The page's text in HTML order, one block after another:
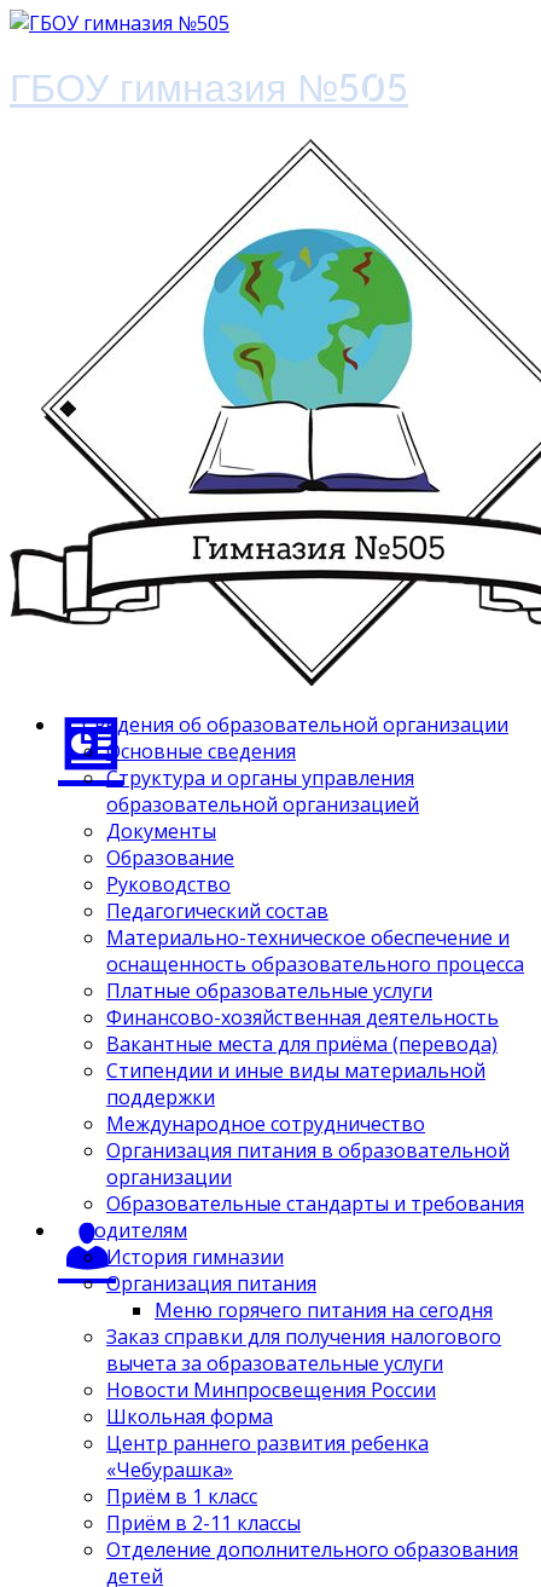
ГБОУ гимназия №505
Сведения об образовательной организации
Основные сведения
Структура и органы управления
образовательной организацией
Документы
Образование
Руководство
Педагогический состав
Материально-техническое обеспечение и
оснащенность образовательного процесса
Платные образовательные услуги
Финансово-хозяйственная деятельность
Вакантные места для приёма (перевода)
Стипендии и иные виды материальной
поддержки
Международное сотрудничество
Организация питания в образовательной
организации
Образовательные стандарты и требования
Родителям
История гимназии
Организация питания
Меню горячего питания на сегодня
Заказ справки для получения налогового
вычета за образовательные услуги
Новости Минпросвещения России
Школьная форма
Центр раннего развития ребенка
«Чебурашка»
Приём в 1 класс
Приём в 2-11 классы
Отделение дополнительного образования
детей